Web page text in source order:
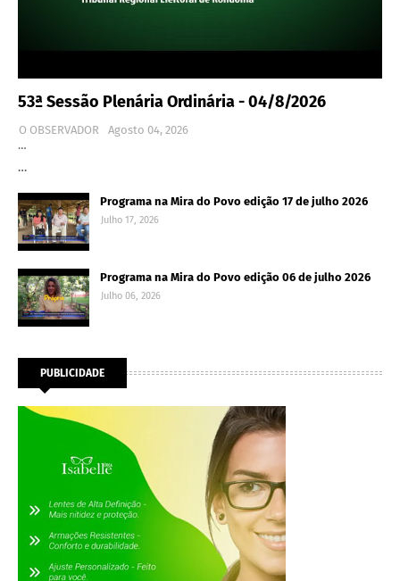
53ª Sessão Plenária Ordinária - 04/8/2026
O OBSERVADOR
Agosto 04, 2026
…
…
Programa na Mira do Povo edição 17 de julho 2026
Julho 17, 2026
Programa na Mira do Povo edição 06 de julho 2026
Julho 06, 2026
PUBLICIDADE